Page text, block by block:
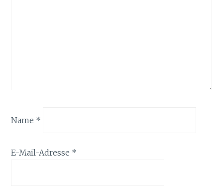
Name *
E-Mail-Adresse *